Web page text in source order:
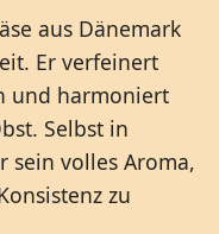
aus Dänemark
Er verfeinert
und harmoniert
Selbst in
sein volles Aroma,
zu